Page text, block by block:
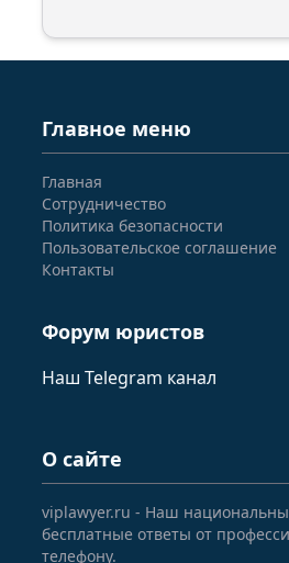
Главное меню
Главная
Сотрудничество
Политика безопасности
Пользовательское соглашение
Контакты
Форум юристов
Наш Telegram канал
О сайте
viplawyer.ru - Наш
бесплатные ответы от
телефону.